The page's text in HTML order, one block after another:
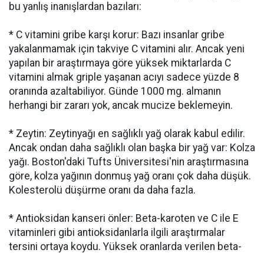
bu yanlış inanışlardan bazıları:
* C vitamini gribe karşı korur: Bazı insanlar gribe
yakalanmamak için takviye C vitamini alır. Ancak yeni
yapılan bir araştırmaya göre yüksek miktarlarda C
vitamini almak griple yaşanan acıyı sadece yüzde 8
oranında azaltabiliyor. Günde 1000 mg. almanın
herhangi bir zararı yok, ancak mucize beklemeyin.
* Zeytin: Zeytinyağı en sağlıklı yağ olarak kabul edilir.
Ancak ondan daha sağlıklı olan başka bir yağ var: Kolza
yağı. Boston'daki Tufts Üniversitesi'nin araştırmasına
göre, kolza yağının donmuş yağ oranı çok daha düşük.
Kolesterolü düşürme oranı da daha fazla.
* Antioksidan kanseri önler: Beta-karoten ve C ile E
vitaminleri gibi antioksidanlarla ilgili araştırmalar
tersini ortaya koydu. Yüksek oranlarda verilen beta-